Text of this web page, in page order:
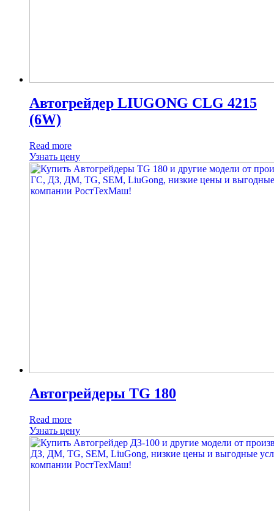
Автогрейдер LIUGONG CLG 4215
(6W)
Read more
Узнать цену
Автогрейдеры TG 180
Read more
Узнать цену